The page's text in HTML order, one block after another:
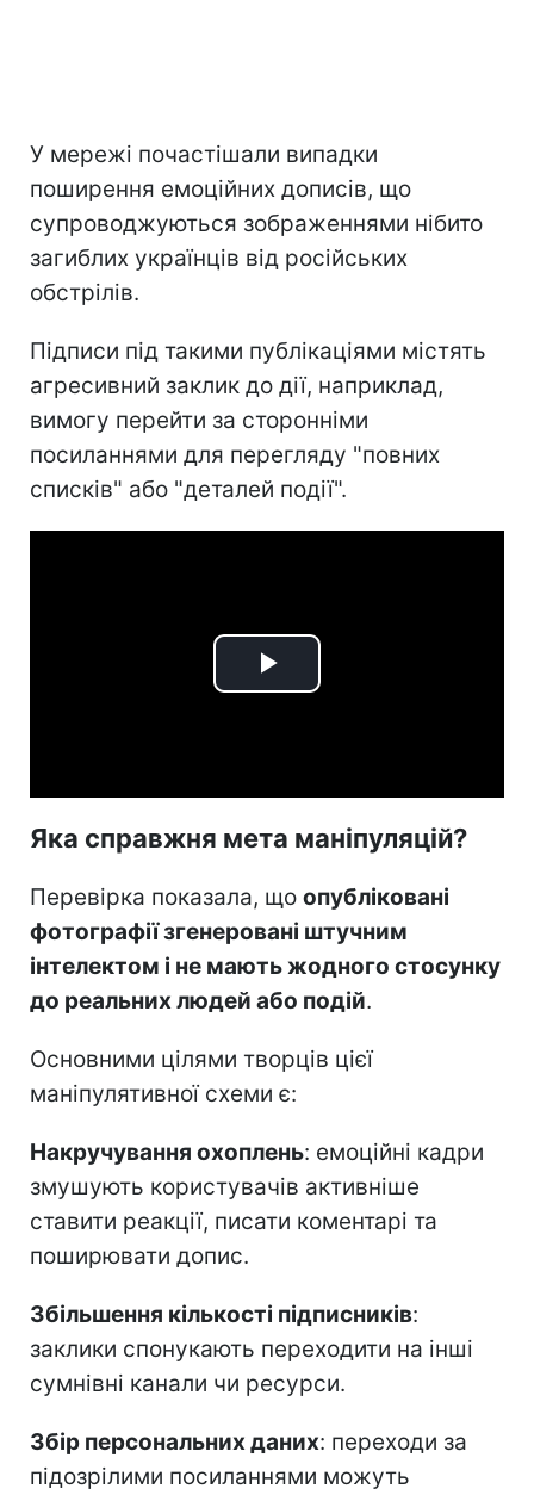
У мережі почастішали випадки
поширення емоційних дописів, що
супроводжуються зображеннями нібито
загиблих українців від російських
обстрілів.
Підписи під такими публікаціями містять
агресивний заклик до дії, наприклад,
вимогу перейти за сторонніми
посиланнями для перегляду "повних
списків" або "деталей події".
Play
Яка справжня мета маніпуляцій?
Перевірка показала, що опубліковані
фотографії згенеровані штучним
інтелектом і не мають жодного стосунку
до реальних людей або подій.
Основними цілями творців цієї
маніпулятивної схеми є:
Накручування охоплень: емоційні кадри
змушують користувачів активніше
ставити реакції, писати коментарі та
поширювати допис.
Збільшення кількості підписників:
заклики спонукають переходити на інші
сумнівні канали чи ресурси.
Збір персональних даних: переходи за
підозрілими посиланнями можуть